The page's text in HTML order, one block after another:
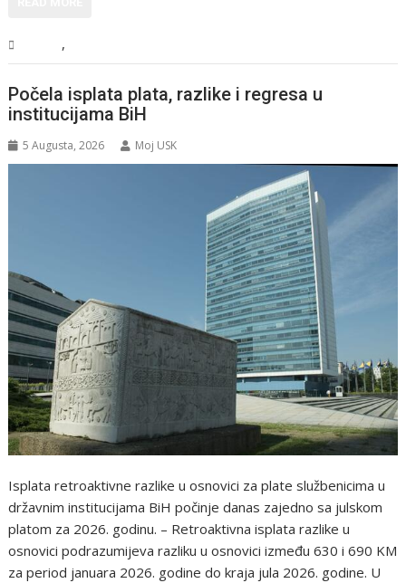
,
Počela isplata plata, razlike i regresa u
institucijama BiH
5 Augusta, 2026 Moj USK
Isplata retroaktivne razlike u osnovici za plate službenicima u
državnim institucijama BiH počinje danas zajedno sa julskom
platom za 2026. godinu. – Retroaktivna isplata razlike u
osnovici podrazumijeva razliku u osnovici između 630 i 690 KM
za period januara 2026. godine do kraja jula 2026. godine. U